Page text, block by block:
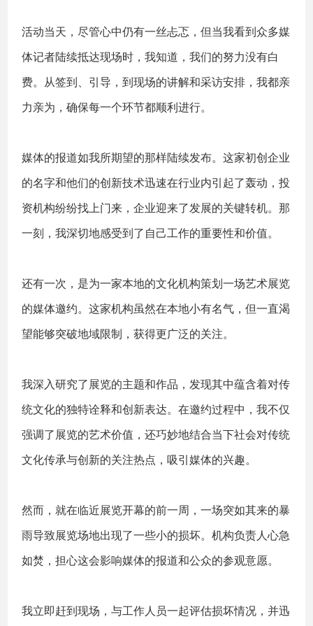
活动当天，尽管心中仍有一丝忐忑，但当我看到众多媒
体记者陆续抵达现场时，我知道，我们的努力没有白
费。从签到、引导，到现场的讲解和采访安排，我都亲
力亲为，确保每一个环节都顺利进行。
媒体的报道如我所期望的那样陆续发布。这家初创企业
的名字和他们的创新技术迅速在行业内引起了轰动，投
资机构纷纷找上门来，企业迎来了发展的关键转机。那
一刻，我深切地感受到了自己工作的重要性和价值。
还有一次，是为一家本地的文化机构策划一场艺术展览
的媒体邀约。这家机构虽然在本地小有名气，但一直渴
望能够突破地域限制，获得更广泛的关注。
我深入研究了展览的主题和作品，发现其中蕴含着对传
统文化的独特诠释和创新表达。在邀约过程中，我不仅
强调了展览的艺术价值，还巧妙地结合当下社会对传统
文化传承与创新的关注热点，吸引媒体的兴趣。
然而，就在临近展览开幕的前一周，一场突如其来的暴
雨导致展览场地出现了一些小的损坏。机构负责人心急
如焚，担心这会影响媒体的报道和公众的参观意愿。
我立即赶到现场，与工作人员一起评估损坏情况，并迅